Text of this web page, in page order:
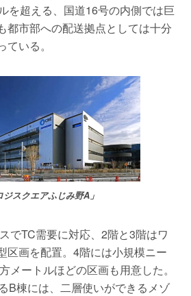
を超える、国道16号の内側では巨
都市部への配送拠点としては十分
いる。
スクエアふじみ野A」
でTC需要に対応、2階と3階はワ
区画を配置。4階には小規模ニー
メートルほどの区画も用意した。
B棟には、二層使いができるメゾ